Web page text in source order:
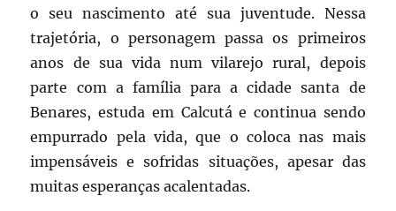
o seu nascimento até sua juventude. Nessa
trajetória, o personagem passa os primeiros
anos de sua vida num vilarejo rural, depois
parte com a família para a cidade santa de
Benares, estuda em Calcutá e continua sendo
empurrado pela vida, que o coloca nas mais
impensáveis e sofridas situações, apesar das
muitas esperanças acalentadas.